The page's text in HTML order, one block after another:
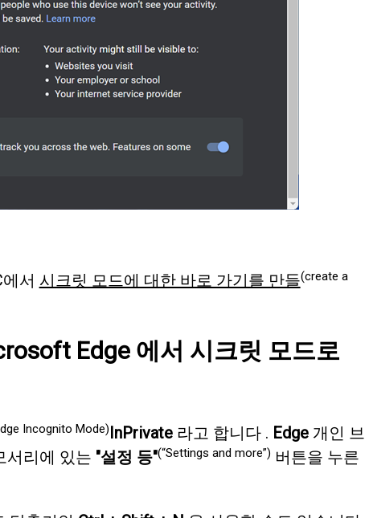
서 시크릿 모드에 대한 바로 가기를 만들(create a
Edge에서 시크릿 모드로
Incognito Mode)InPrivate라고 합니다 . Edge개인 브
서리에 있는 "설정 등"(“Settings and more”) 버튼을 누른